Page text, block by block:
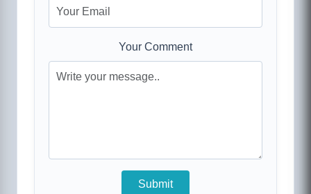
Your Comment